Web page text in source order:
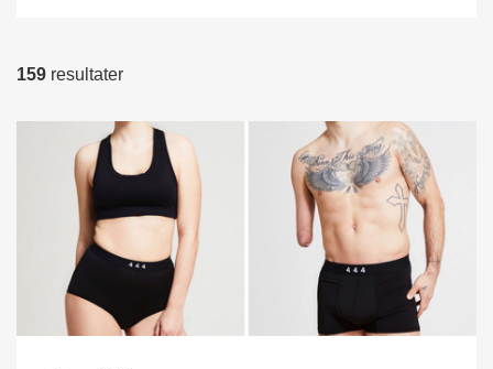
159 resultater